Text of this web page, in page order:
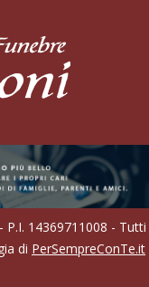
14369711008 - Tutti
di PerSempreConTe.it